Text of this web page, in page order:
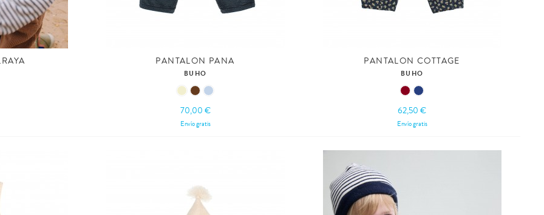
PANTALON PANA
BUHO
70,00 €
Envío gratis
PANTALON COTTAGE
BUHO
62,50 €
Envío gratis